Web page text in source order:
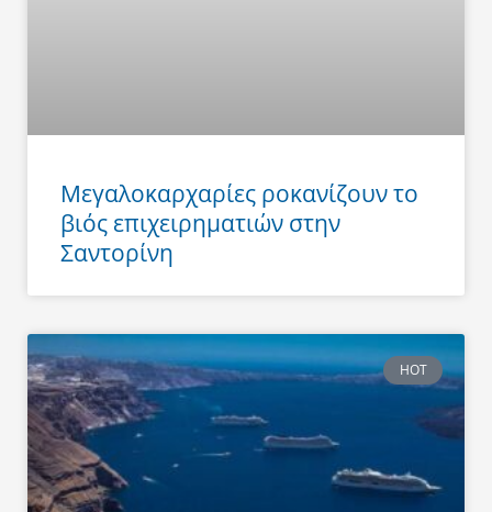
Μεγαλοκαρχαρίες ροκανίζουν το
βιός επιχειρηματιών στην
Σαντορίνη
HOT